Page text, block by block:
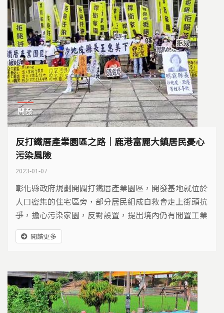
開發
反打鐵厝產業園區之路｜鹿港富麗大鎮居民憂心
污染風險
2023-01-07
彰化縣政府規劃開闢打鐵厝產業園區，開發基地就位於
人口密集的住宅區旁，部分居民組成自救會走上街頭抗
爭，擔心污染家園，反對設置，提出境內仍有閒置工業
用地可供利用。
閱讀更多